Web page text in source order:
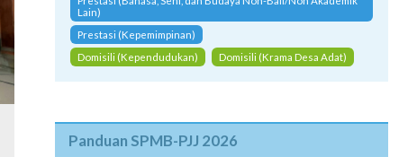
Lain)
Prestasi (Kepemimpinan)
Domisili (Kependudukan)
Domisili (Krama Desa Adat)
Panduan SPMB-PJJ 2026